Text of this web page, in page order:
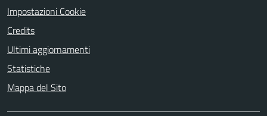
Impostazioni Cookie
Credits
Ultimi aggiornamenti
Statistiche
Mappa del Sito